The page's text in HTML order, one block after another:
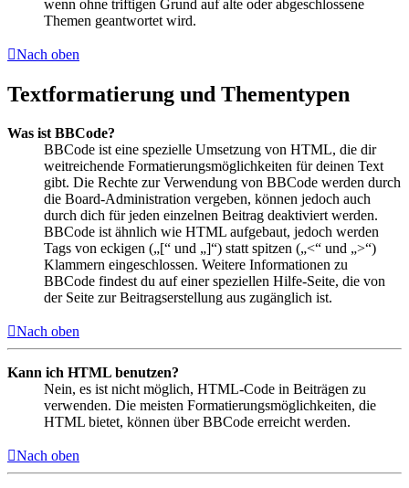
wenn ohne triftigen Grund auf alte oder abgeschlossene
Themen geantwortet wird.
Nach oben
Textformatierung und Thementypen
Was ist BBCode?
BBCode ist eine spezielle Umsetzung von HTML, die dir
weitreichende Formatierungsmöglichkeiten für deinen Text
gibt. Die Rechte zur Verwendung von BBCode werden durch
die Board-Administration vergeben, können jedoch auch
durch dich für jeden einzelnen Beitrag deaktiviert werden.
BBCode ist ähnlich wie HTML aufgebaut, jedoch werden
Tags von eckigen („[“ und „]“) statt spitzen („<“ und „>“)
Klammern eingeschlossen. Weitere Informationen zu
BBCode findest du auf einer speziellen Hilfe-Seite, die von
der Seite zur Beitragserstellung aus zugänglich ist.
Nach oben
Kann ich HTML benutzen?
Nein, es ist nicht möglich, HTML-Code in Beiträgen zu
verwenden. Die meisten Formatierungsmöglichkeiten, die
HTML bietet, können über BBCode erreicht werden.
Nach oben